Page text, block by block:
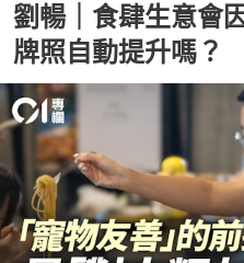
劉暢｜食肆生意會
牌照自動提升嗎？